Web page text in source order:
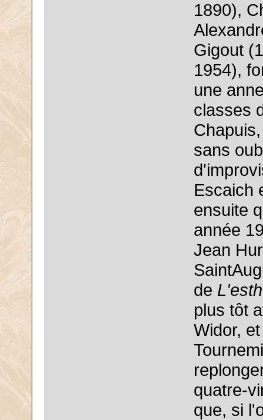
1890),
Gigout
1954),
une
classes
sans
Escaich
ensuite
année
Jean
de
plus tôt
Widor,
quatre-
que, si